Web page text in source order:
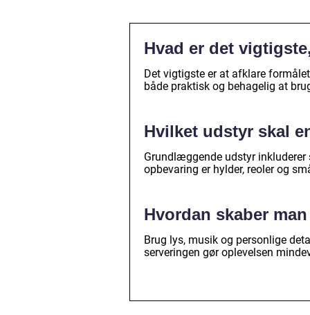
Hvad er det
Det vigtigste er at afklare
både praktisk og behagelig at
Hvilket udstyr skal
Grundlæggende udstyr inkluderer
opbevaring er hylder, reoler og
Hvordan skaber
Brug lys, musik og personlige
serveringen gør oplevelsen